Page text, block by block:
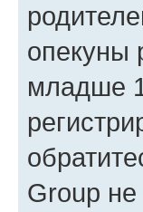
опекуны
младше
Group